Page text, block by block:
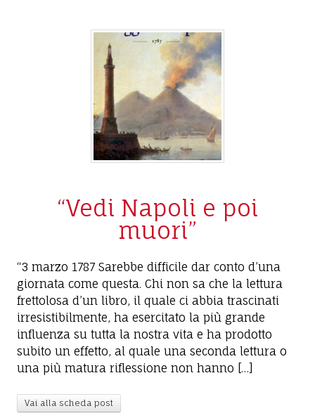
“Vedi Napoli e poi
muori”
“3 marzo 1787 Sarebbe difficile dar conto d’una
giornata come questa. Chi non sa che la lettura
frettolosa d’un libro, il quale ci abbia trascinati
irresistibilmente, ha esercitato la più grande
influenza su tutta la nostra vita e ha prodotto
subito un effetto, al quale una seconda lettura o
una più matura riflessione non hanno […]
Vai alla scheda post